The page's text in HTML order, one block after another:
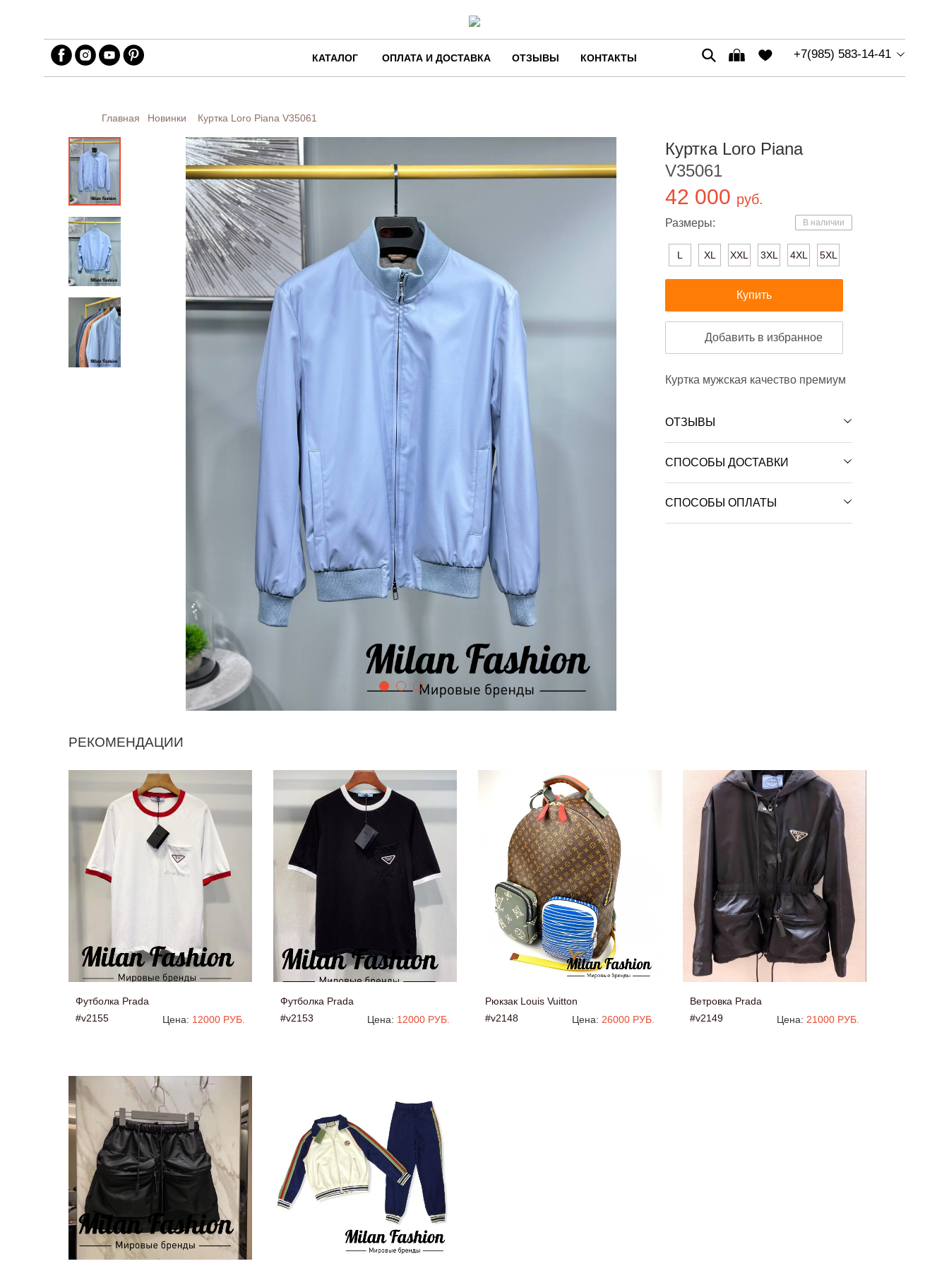
КАТАЛОГ ОПЛАТА И ДОСТАВКА ОТЗЫВЫ КОНТАКТЫ +7(985) 583-14-41
Главная Новинки Куртка Loro Piana V35061
Куртка Loro Piana
V35061
42 000 руб.
В наличии
Размеры:
L XL XXL 3XL 4XL 5XL
Купить
Добавить в избранное
Куртка мужская качество премиум
ОТЗЫВЫ
СПОСОБЫ ДОСТАВКИ
СПОСОБЫ ОПЛАТЫ
РЕКОМЕНДАЦИИ
Футболка Prada
#v2155
Цена: 12000 РУБ.
Футболка Prada
#v2153
Цена: 12000 РУБ.
Рюкзак Louis Vuitton
#v2148
Цена: 26000 РУБ.
Ветровка Prada
#v2149
Цена: 21000 РУБ.